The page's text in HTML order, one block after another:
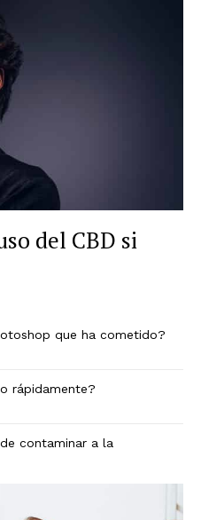
del CBD si
que ha cometido?
rápidamente?
contaminar a la